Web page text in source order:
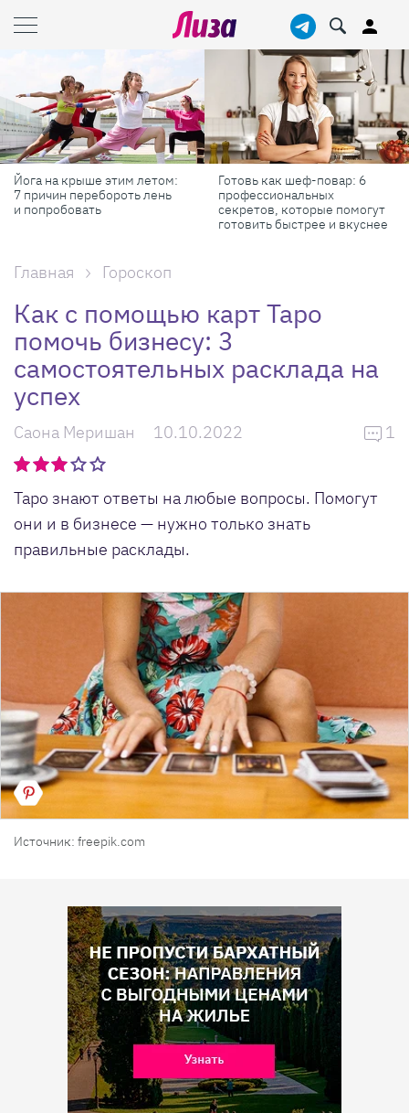
Готовь как шеф-повар: 6
профессиональных
секретов, которые помогут
Масштабные приключения:
самые красивые фестивали
России в августе
Главная Гороскоп
Как с помощью карт Таро
помочь бизнесу: 3
самостоятельных расклада на
успех
Саона Меришан 10.10.2022 1
Таро знают ответы на любые вопросы. Помогут
они и в бизнесе — нужно только знать
правильные расклады.
Источник: freepik.com